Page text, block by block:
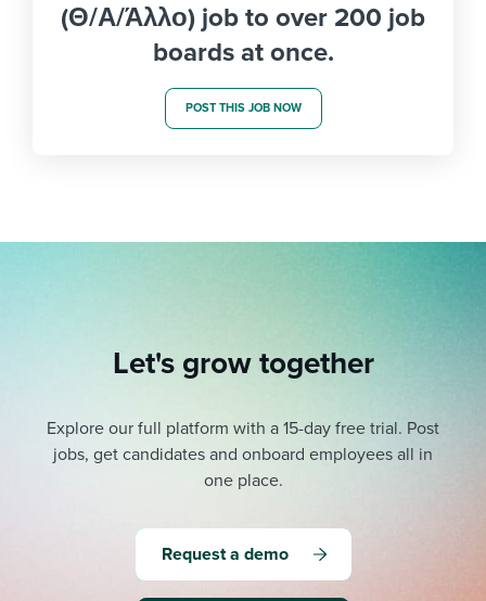
(Θ/Α/Άλλο) job to over 200 job
boards at once.
POST THIS JOB NOW
Let's grow together
Explore our full platform with a 15-day free trial. Post
jobs, get candidates and onboard employees all in
one place.
Request a demo